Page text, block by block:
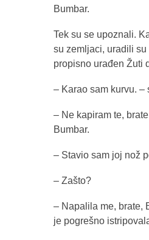
Bumbar.
Tek su se upoznali.
su zemljaci, uradili su
propisno urađen Žuti
– Karao sam kurvu. –
– Ne kapiram te,
Bumbar.
– Stavio sam joj nož
– Zašto?
– Napalila me, brate,
je pogrešno